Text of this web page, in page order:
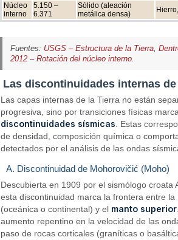
Núcleo
interno
5.150 –
6.371
Sólido (aleación
metálica densa)
Fuentes: USGS – Estructura de la Tierra,
2012 – Rotación del núcleo interno.
Las discontinuidades internas
Las capas internas de la Tierra no están
progresiva, sino por transiciones físicas
discontinuidades sísmicas . Estas
de densidad, composición química o
detectados por el análisis de las ondas
A. Discontinuidad de Mohorovičić (Moho)
Descubierta en 1909 por el sismólogo croata
esta discontinuidad marca la frontera entre la
(oceánica o continental) y el manto superior
aumento repentino en la velocidad de las
paso de rocas corticales (graníticas o